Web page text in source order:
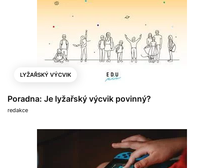
LYŽAŘSKÝ VÝCVIK
Poradna: Je lyžařský výcvik povinný?
redakce